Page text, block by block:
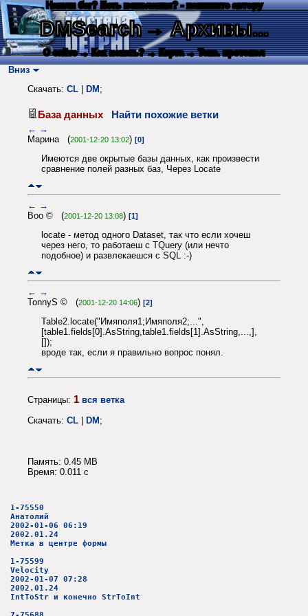
Нашли баг? Есть пожелания? - напишите автору
DMSearch→ Архивы...
О сайте → Как искать? → Карта → Текс. протокол
Вниз
Скачать: CL DM ;
База данных Найти похожие ветки
← →
Марина (2001-12-20 13:02) [0]
Имеются две окрытые базы данных, как произвести
сравнение полей разных баз, Через Locate
← →
Boo © (2001-12-20 13:08) [1]
locate - метод одного Dataset, так что если хочеш
через него, то работаеш с TQuery (или нечто
подобное) и развлекаешся с SQL :-)
← →
TonnyS © (2001-12-20 14:06) [2]
Table2.locate("Имяполя1;Имяполя2;...",
[table1.fields[0].AsString,table1.fields[1].AsString,...,],
[]);
вроде так, если я правильно вопрос понял.
Страницы: 1 вся ветка
Скачать: CL | DM;
Память: 0.45 MB
Время: 0.011 c
1-75550
Анатолий
2002-01-06 06:19
2002.01.24
Метка в центре формы
1-75599
Velocity
2002-01-07 07:28
2002.01.24
IntToStr и конечно StrToInt